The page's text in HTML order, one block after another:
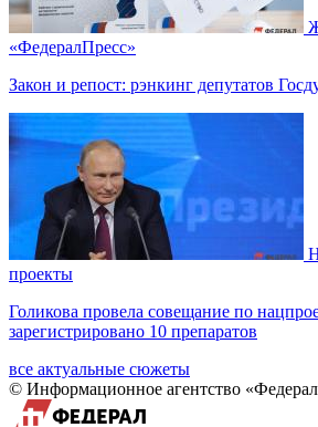
«ФедералПресс»
Закон и репост: рэнкинг депутатов
проекты
Голикова провела совещание по
зарегистрировано 10 препаратов
все актуальные сюжеты
© Информационное агентство